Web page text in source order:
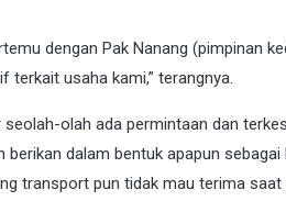
dengan Pak Nanang (pimpinan
terkait usaha kami,” terangnya.
olah ada permintaan dan
dalam bentuk apapun
transport pun tidak mau terima saat